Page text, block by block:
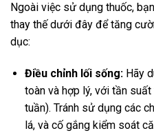
Ngoài việc sử dụng thuốc,
thay thế dưới đây để tăng
dục:
Điều chỉnh lối sống:Hãy
toàn và hợp lý, với tần
tuần). Tránh sử dụng các
lá, và cố gắng kiểm soát